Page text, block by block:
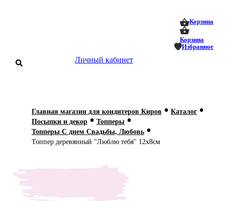
Корзина
Корзина
Избранное
Личный кабинет
О нас
Главная магазин для кондитеров Киров • Каталог •
Посыпки и декор • Топперы •
Топперы С днем Свадьбы, Любовь •
Топпер деревянный "Люблю тебя" 12х8см